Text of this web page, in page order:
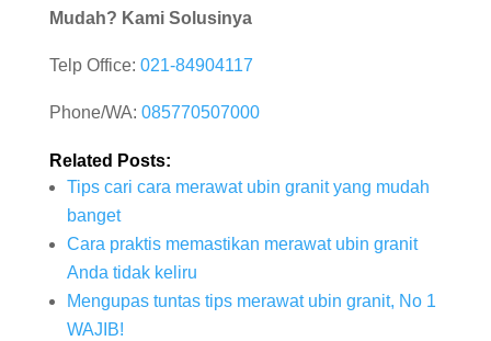
Mudah? Kami Solusinya
Telp Office: 021-84904117
Phone/WA: 085770507000
Related Posts:
Tips cari cara merawat ubin granit yang mudah
banget
Cara praktis memastikan merawat ubin granit
Anda tidak keliru
Mengupas tuntas tips merawat ubin granit, No 1
WAJIB!